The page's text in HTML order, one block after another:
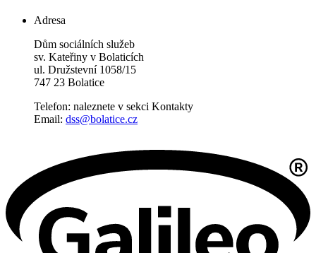
Adresa
Dům sociálních služeb
sv. Kateřiny v Bolaticích
ul. Družstevní 1058/15
747 23 Bolatice
Telefon: naleznete v sekci Kontakty
Email: dss@bolatice.cz